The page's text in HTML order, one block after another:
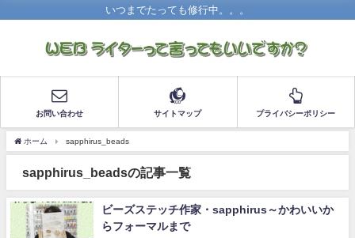
いつまでたっても修行中。。。
お問い合わせ サイトマップ プライバシーポリシー
ホーム sapphirus_beads
sapphirus_beadsの記事一覧
ビーズステッチ作家・sapphirus～かわいいか
らフォーマルまで